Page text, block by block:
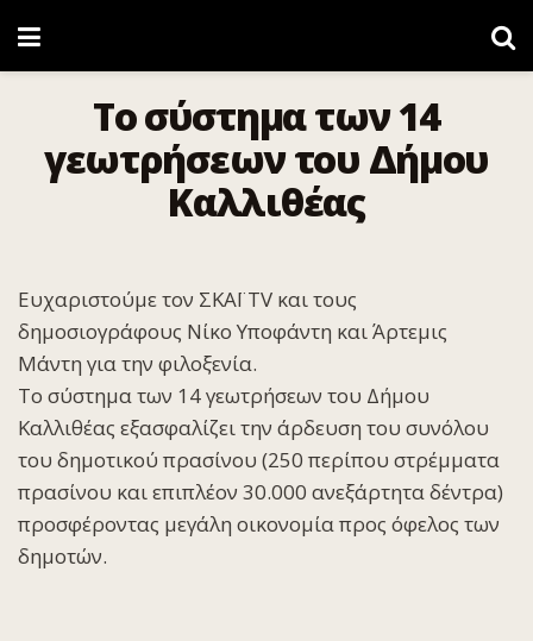
Το σύστημα των 14
γεωτρήσεων του Δήμου
Καλλιθέας
Ευχαριστούμε τον ΣΚΑΪ ΤV και τους
δημοσιογράφους Νίκο Υποφάντη και Άρτεμις
Μάντη για την φιλοξενία.
Το σύστημα των 14 γεωτρήσεων του Δήμου
Καλλιθέας εξασφαλίζει την άρδευση του συνόλου
του δημοτικού πρασίνου (250 περίπου στρέμματα
πρασίνου και επιπλέον 30.000 ανεξάρτητα δέντρα)
προσφέροντας μεγάλη οικονομία προς όφελος των
δημοτών.